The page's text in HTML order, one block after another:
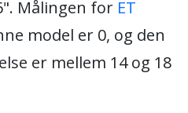
Målingen for ET
model er 0, og den
er mellem 14 og 18